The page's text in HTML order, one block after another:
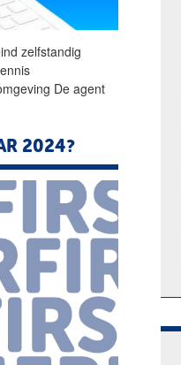
zelfstandig
De agent
2024?